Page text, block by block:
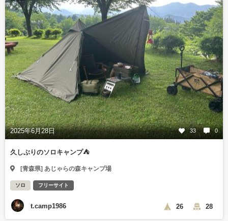
2025年6月28日 33 0
久しぶりのソロキャンプ⛺️
[青森県] あじゃらの森キャンプ場
ソロ フリーサイト
t.camp1986 26 28